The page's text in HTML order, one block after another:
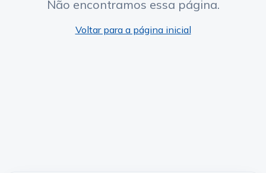
Não encontramos essa página.
Voltar para a página inicial